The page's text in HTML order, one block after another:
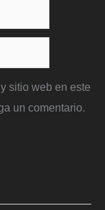
sitio web en este
un comentario.